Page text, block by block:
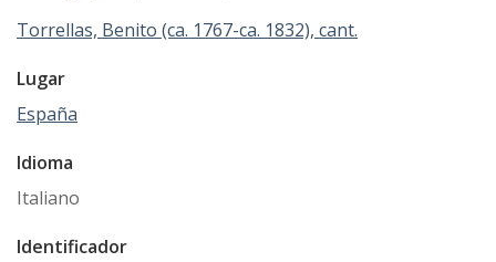
Torrellas, Benito (ca. 1767-ca. 1832), cant.
Lugar
España
Idioma
Italiano
Identificador